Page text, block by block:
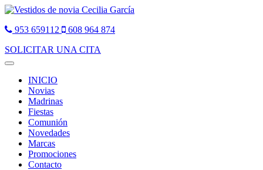
953 659112
608 964 874
SOLICITAR UNA CITA
Toggle
navigationINICIO
Novias
Madrinas
Fiestas
Comunión
Novedades
Marcas
Promociones
Contacto